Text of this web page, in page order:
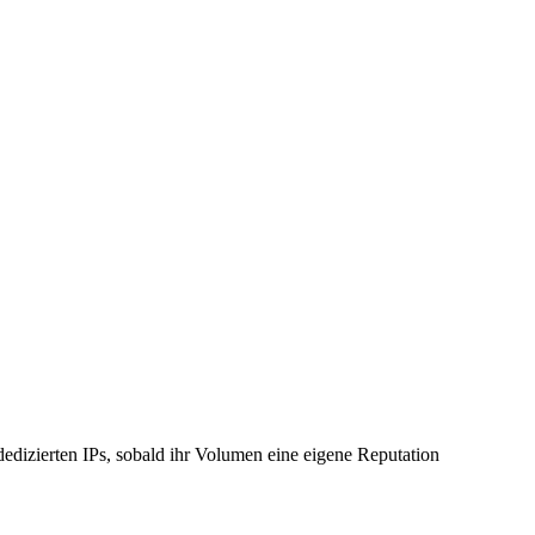
IPs, sobald ihr Volumen eine eigene Reputation